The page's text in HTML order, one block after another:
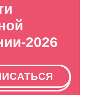
2026